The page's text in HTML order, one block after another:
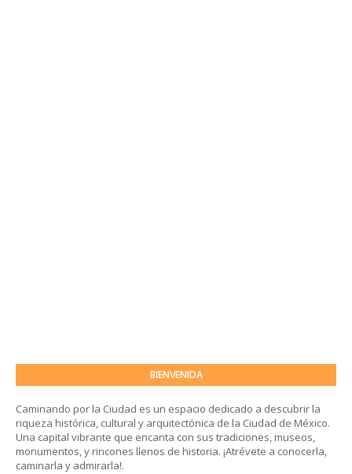
BIENVENIDA
Caminando por la Ciudad es un espacio dedicado a descubrir la
riqueza histórica, cultural y arquitectónica de la Ciudad de México.
Una capital vibrante que encanta con sus tradiciones, museos,
monumentos, y rincones llenos de historia. ¡Atrévete a conocerla,
caminarla y admirarla!.